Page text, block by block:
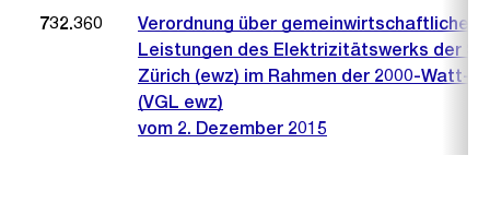
732.360
Verordnung über gemeinwirtschaftliche
Leistungen des Elektrizitätswerks der
Zürich (ewz) im Rahmen der 2000-Watt-
(VGL ewz)
vom 2. Dezember 2015